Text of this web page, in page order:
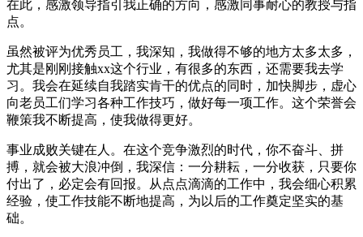
在此，感激领导指引我正确的方向，感激同事耐心的教授与指
点。
虽然被评为优秀员工，我深知，我做得不够的地方太多太多，
尤其是刚刚接触xx这个行业，有很多的东西，还需要我去学
习。我会在延续自我踏实肯干的优点的同时，加快脚步，虚心
向老员工们学习各种工作技巧，做好每一项工作。这个荣誉会
鞭策我不断提高，使我做得更好。
事业成败关键在人。在这个竞争激烈的时代，你不奋斗、拼
搏，就会被大浪冲倒，我深信：一分耕耘，一分收获，只要你
付出了，必定会有回报。从点点滴滴的工作中，我会细心积累
经验，使工作技能不断地提高，为以后的工作奠定坚实的基
础。